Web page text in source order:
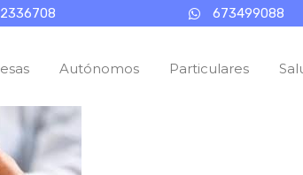
673499088
Autónomos Particulares